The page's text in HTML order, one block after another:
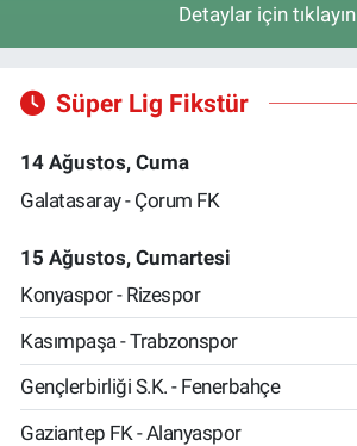
Detaylar için tıklayın
Süper Lig Fikstür
14 Ağustos, Cuma
Galatasaray - Çorum FK
15 Ağustos, Cumartesi
Konyaspor - Rizespor
Kasımpaşa - Trabzonspor
Gençlerbirliği S.K. - Fenerbahçe
Gaziantep FK - Alanyaspor